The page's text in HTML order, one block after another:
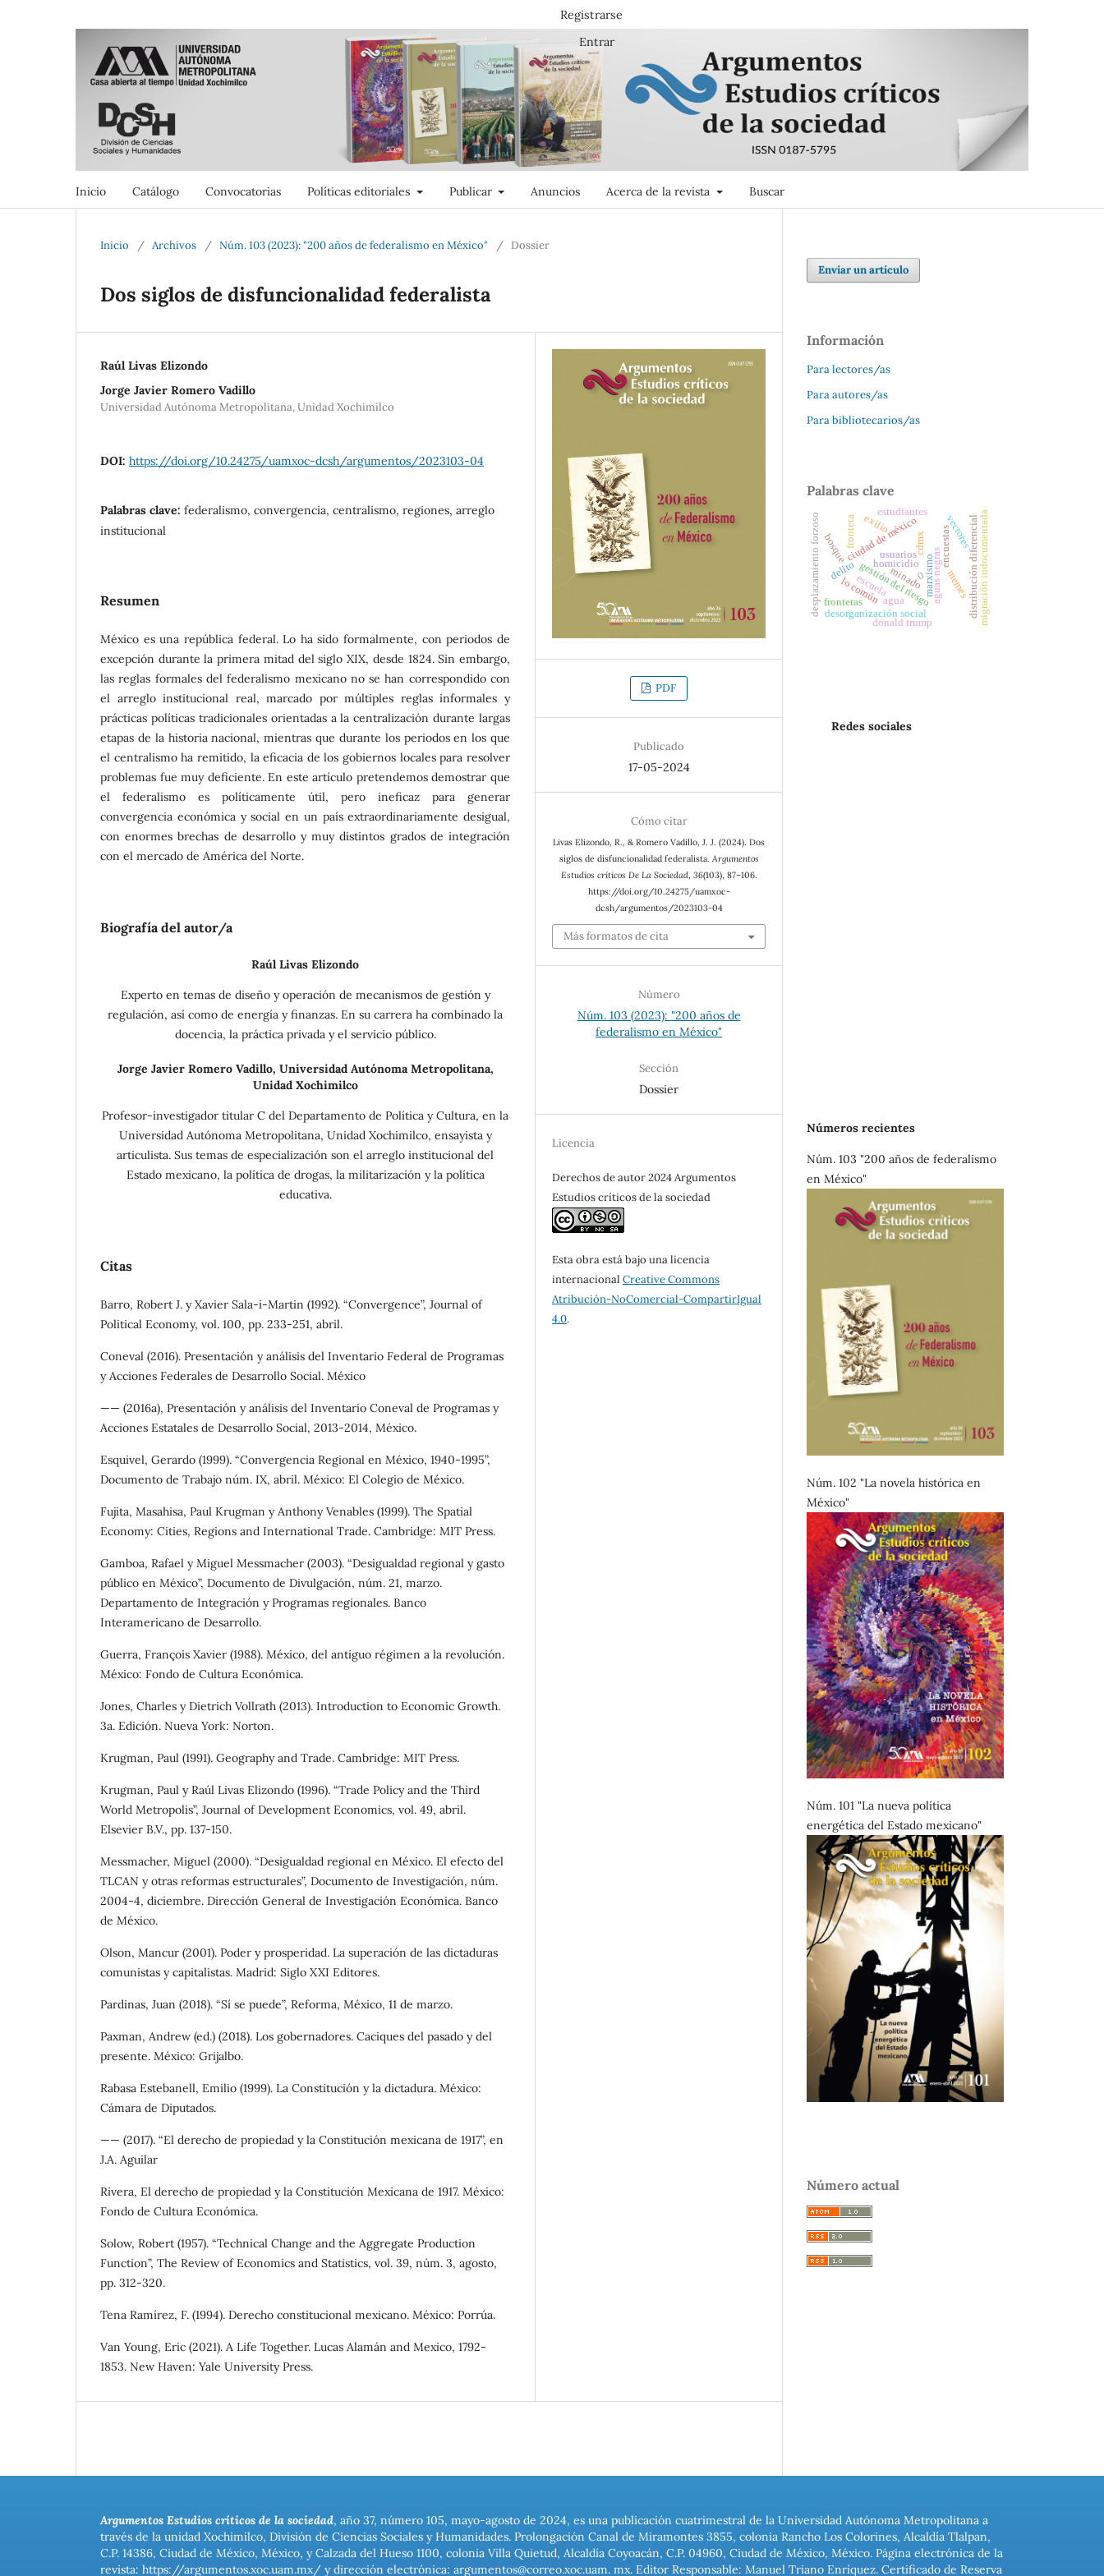
Inicio Catálogo Convocatorias Políticas editoriales Publicar Anuncios Acerca de la revista Buscar
Registrarse
Entrar
Inicio / Archivos / Núm. 103 (2023): "200 años de federalismo en México" / Dossier
Dos siglos de disfuncionalidad federalista
Raúl Livas Elizondo
Jorge Javier Romero Vadillo
Universidad Autónoma Metropolitana, Unidad Xochimilco
DOI: https://doi.org/10.24275/uamxoc-dcsh/argumentos/2023103-04
Palabras clave: federalismo, convergencia, centralismo, regiones, arreglo
institucional
Resumen
México es una república federal. Lo ha sido formalmente, con periodos de
excepción durante la primera mitad del siglo XIX, desde 1824. Sin embargo,
las reglas formales del federalismo mexicano no se han correspondido con
el arreglo institucional real, marcado por múltiples reglas informales y
prácticas políticas tradicionales orientadas a la centralización durante largas
etapas de la historia nacional, mientras que durante los periodos en los que
el centralismo ha remitido, la eficacia de los gobiernos locales para resolver
problemas fue muy deficiente. En este artículo pretendemos demostrar que
el federalismo es políticamente útil, pero ineficaz para generar
convergencia económica y social en un país extraordinariamente desigual,
con enormes brechas de desarrollo y muy distintos grados de integración
con el mercado de América del Norte.
Biografía del autor/a
Raúl Livas Elizondo
Experto en temas de diseño y operación de mecanismos de gestión y
regulación, así como de energía y finanzas. En su carrera ha combinado la
docencia, la práctica privada y el servicio público.
Jorge Javier Romero Vadillo, Universidad Autónoma Metropolitana,
Unidad Xochimilco
Profesor-investigador titular C del Departamento de Política y Cultura, en la
Universidad Autónoma Metropolitana, Unidad Xochimilco, ensayista y
articulista. Sus temas de especialización son el arreglo institucional del
Estado mexicano, la política de drogas, la militarización y la política
educativa.
Citas
Barro, Robert J. y Xavier Sala-i-Martin (1992). “Convergence”, Journal of
Political Economy, vol. 100, pp. 233-251, abril.
Coneval (2016). Presentación y análisis del Inventario Federal de Programas
y Acciones Federales de Desarrollo Social. México
—— (2016a), Presentación y análisis del Inventario Coneval de Programas y
Acciones Estatales de Desarrollo Social, 2013-2014, México.
Esquivel, Gerardo (1999). “Convergencia Regional en México, 1940-1995”,
Documento de Trabajo núm. IX, abril. México: El Colegio de México.
Fujita, Masahisa, Paul Krugman y Anthony Venables (1999). The Spatial
Economy: Cities, Regions and International Trade. Cambridge: MIT Press.
Gamboa, Rafael y Miguel Messmacher (2003). “Desigualdad regional y gasto
público en México”, Documento de Divulgación, núm. 21, marzo.
Departamento de Integración y Programas regionales. Banco
Interamericano de Desarrollo.
Guerra, François Xavier (1988). México, del antiguo régimen a la revolución.
México: Fondo de Cultura Económica.
Jones, Charles y Dietrich Vollrath (2013). Introduction to Economic Growth.
3a. Edición. Nueva York: Norton.
Krugman, Paul (1991). Geography and Trade. Cambridge: MIT Press.
Krugman, Paul y Raúl Livas Elizondo (1996). “Trade Policy and the Third
World Metropolis”, Journal of Development Economics, vol. 49, abril.
Elsevier B.V., pp. 137-150.
Messmacher, Miguel (2000). “Desigualdad regional en México. El efecto del
TLCAN y otras reformas estructurales”, Documento de Investigación, núm.
2004-4, diciembre. Dirección General de Investigación Económica. Banco
de México.
Olson, Mancur (2001). Poder y prosperidad. La superación de las dictaduras
comunistas y capitalistas. Madrid: Siglo XXI Editores.
Pardinas, Juan (2018). “Sí se puede”, Reforma, México, 11 de marzo.
Paxman, Andrew (ed.) (2018). Los gobernadores. Caciques del pasado y del
presente. México: Grijalbo.
Rabasa Estebanell, Emilio (1999). La Constitución y la dictadura. México:
Cámara de Diputados.
—— (2017). “El derecho de propiedad y la Constitución mexicana de 1917”, en
J.A. Aguilar
Rivera, El derecho de propiedad y la Constitución Mexicana de 1917. México:
Fondo de Cultura Económica.
Solow, Robert (1957). “Technical Change and the Aggregate Production
Function”, The Review of Economics and Statistics, vol. 39, núm. 3, agosto,
pp. 312-320.
Tena Ramírez, F. (1994). Derecho constitucional mexicano. México: Porrúa.
Van Young, Eric (2021). A Life Together. Lucas Alamán and Mexico, 1792-
1853. New Haven: Yale University Press.
PDF
Publicado
17-05-2024
Cómo citar
Livas Elizondo, R., & Romero Vadillo, J. J. (2024). Dos
siglos de disfuncionalidad federalista. Argumentos
Estudios críticos De La Sociedad, 36(103), 87–106.
https://doi.org/10.24275/uamxoc-
dcsh/argumentos/2023103-04
Más formatos de cita
Número
Núm. 103 (2023): "200 años de
federalismo en México"
Sección
Dossier
Licencia
Derechos de autor 2024 Argumentos
Estudios críticos de la sociedad
Esta obra está bajo una licencia
internacionalCreative Commons
Atribución-NoComercial-CompartirIgual
4.0.
Enviar un artículo
Información
Para lectores/as
Para autores/as
Para bibliotecarios/as
Palabras clave
marxismo
homicidio
gestión del riesgoaguas negras
usuarios encuestas
memes
ciudad de méxico
desorganización social distribución diferencial
cdmx
delito minado
bosque
agua
vectores
escuela
estudiantes
frontera
lo común
exilio
desplazamiento forzoso fronteras migración indocumentada
donald trump
0
Redes sociales
Números recientes
Núm. 103 "200 años de federalismo
en México"
Núm. 102 "La novela histórica en
México"
Núm. 101 "La nueva política
energética del Estado mexicano"
Número actual
Argumentos Estudios críticos de la sociedad, año 37, número 105, mayo-agosto de 2024, es una publicación cuatrimestral de la Universidad Autónoma Metropolitana a
través de la unidad Xochimilco, División de Ciencias Sociales y Humanidades. Prolongación Canal de Miramontes 3855, colonia Rancho Los Colorines, Alcaldía Tlalpan,
C.P. 14386, Ciudad de México, México, y Calzada del Hueso 1100, colonia Villa Quietud, Alcaldía Coyoacán, C.P. 04960, Ciudad de México, México. Página electrónica de la
revista: https://argumentos.xoc.uam.mx/ y dirección electrónica: argumentos@correo.xoc.uam. mx. Editor Responsable: Manuel Triano Enríquez. Certificado de Reserva